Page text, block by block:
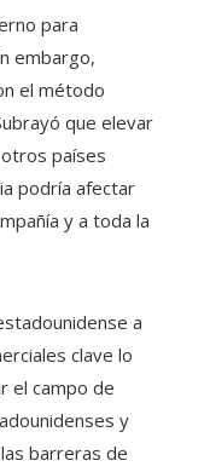
para
embargo,
el método
que elevar
países
podría afectar
y a toda la
a
clave lo
el campo de
y
barreras de